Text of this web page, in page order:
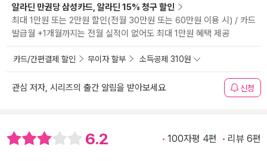
알라딘 만권당 삼성카드, 알라딘 15% 청구 할인
최대 1만원 또는 2만원 할인(전월 30만원 또는 60만원 이용 시) / 카드
발급월 +1개월까지는 전월 실적이 없어도 최대 1만원 혜택 제공
카드/간편결제 할인 무이자 할부 소득공제 310원
관심 저자, 시리즈의 출간 알림을 받아보세요 신청
6.2 100자평 4편 리뷰 6편